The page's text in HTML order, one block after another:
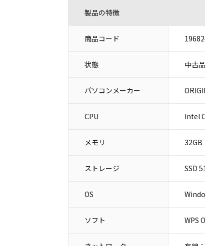
製品の特徴
商品コード
状態 中古品
パソコンメーカー
CPU Intel
メモリ 32GB
ストレージ SSD
OS
ソフト WPS